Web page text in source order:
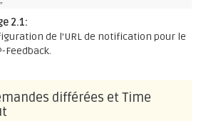
2.1:
de l'URL de notification pour le
Feedback.
différées et Time